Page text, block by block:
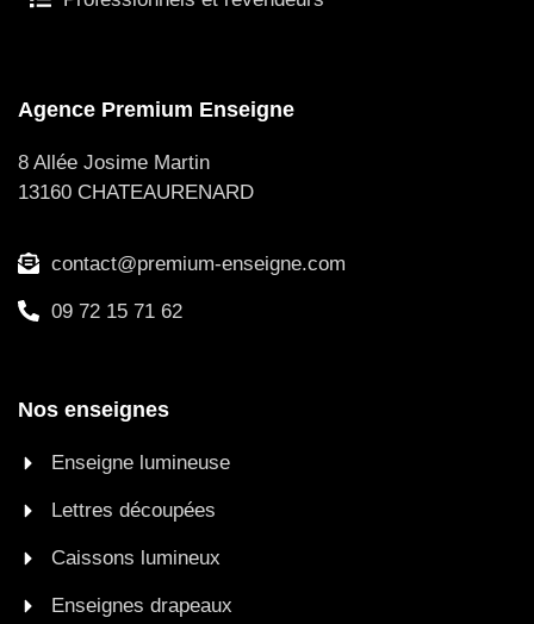
Agence Premium Enseigne
8 Allée Josime Martin
13160 CHATEAURENARD
contact@premium-enseigne.com
09 72 15 71 62
Nos enseignes
Enseigne lumineuse
Lettres découpées
Caissons lumineux
Enseignes drapeaux